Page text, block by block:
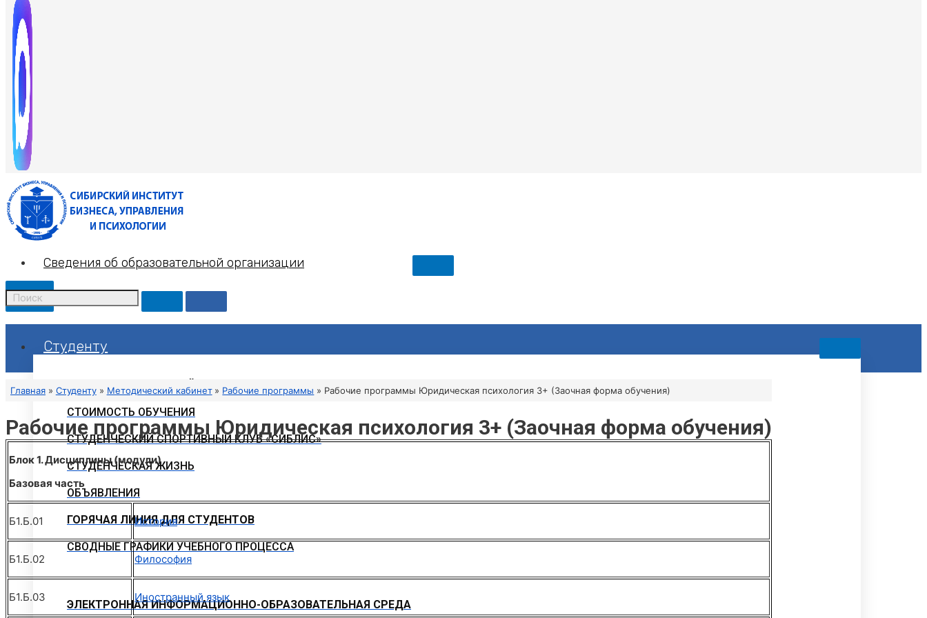
Сведения об образовательной организации
X
Студенту
РАСПИСАНИЕ ЗАНЯТИЙ
СТОИМОСТЬ ОБУЧЕНИЯ
СТУДЕНЧЕСКИЙ СПОРТИВНЫЙ КЛУБ «СИБЛИС»
СТУДЕНЧЕСКАЯ ЖИЗНЬ
ОБЪЯВЛЕНИЯ
ГОРЯЧАЯ ЛИНИЯ ДЛЯ СТУДЕНТОВ
СВОДНЫЕ ГРАФИКИ УЧЕБНОГО ПРОЦЕССА
ЭЛЕКТРОННАЯ ИНФОРМАЦИОННО-ОБРАЗОВАТЕЛЬНАЯ СРЕДА
Главная Студенту Методический кабинет Рабочие программы Рабочие программы Юридическая психология 3+ (Заочная форма обучения)
Рабочие программы Юридическая психология 3+ (Заочная форма обучения)
Блок 1. Дисциплины (модули)
Базовая часть
Б1.Б.01 История
Б1.Б.02 Философия
Б1.Б.03 Иностранный язык